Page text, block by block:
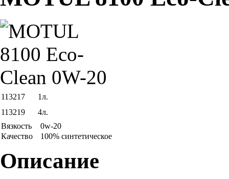
113217
1л.
113219
4л.
Вязкость
0w-20
Качество
100% синтетическое
Описание